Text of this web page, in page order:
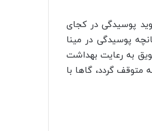
پوسیدگی در کجای
پوسیدگی در مینا
به رعایت بهداشت
گردد، گاها با